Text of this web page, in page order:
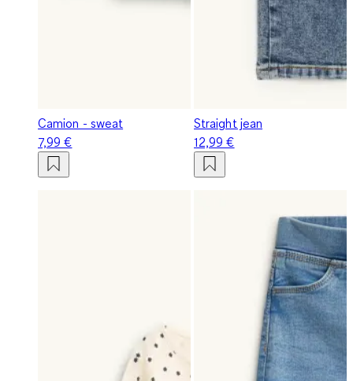
Camion - sweat
7,99 €
Straight jean
12,99 €